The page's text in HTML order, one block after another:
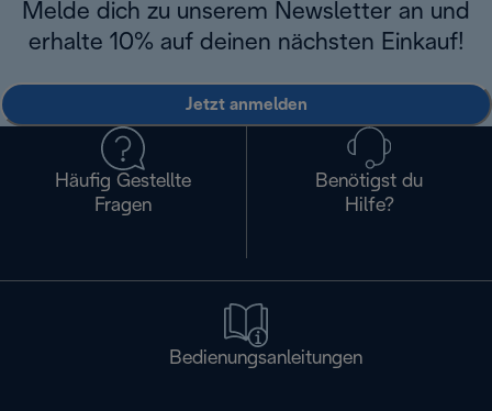
Melde dich zu unserem Newsletter an und
erhalte 10% auf deinen nächsten Einkauf!
Jetzt anmelden
Häufig Gestellte
Fragen
Benötigst du
Hilfe?
Bedienungsanleitungen